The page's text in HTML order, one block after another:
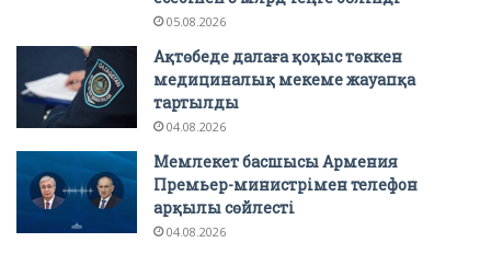
05.08.2026
Ақтөбеде далаға қоқыс төккен
медициналық мекеме жауапқа
тартылды
04.08.2026
Мемлекет басшысы Армения
Премьер-министрімен телефон
арқылы сөйлесті
04.08.2026